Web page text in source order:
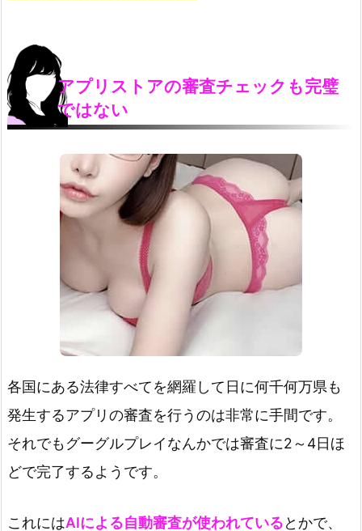
アプリストアの審査チェックも完璧
ではない
各国にある法律すべてを網羅して日に何千何万県も
発生するアプリの審査を行うのは非常に手間です。
それでもグーグルプレイなんかでは審査に2～4日ほ
どで完了するようです。
これにはAIによる自動審査が使われているとかで、